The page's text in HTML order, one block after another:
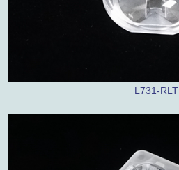
L731-RLT